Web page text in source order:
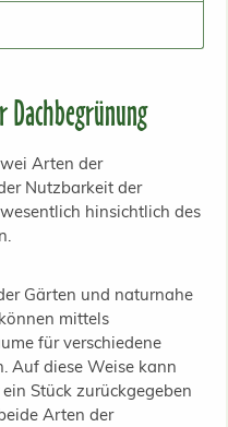
Dachbegrünung
Arten der
Nutzbarkeit der
hinsichtlich des
Gärten und naturnahe
mittels
für verschiedene
Auf diese Weise kann
Stück zurückgegeben
Arten der